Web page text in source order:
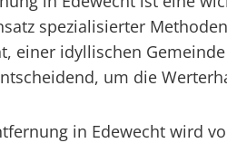
spezialisierter
einer idyllischen
um die
in Edewecht wird